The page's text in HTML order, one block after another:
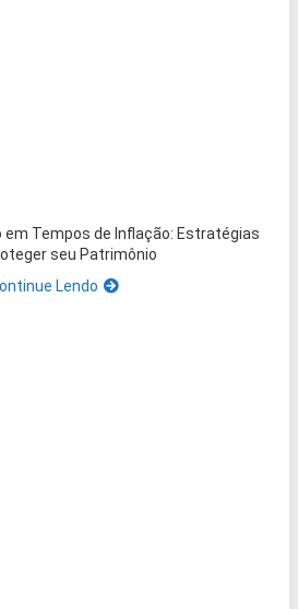
em Tempos de Inflação: Estratégias
seu Patrimônio
Lendo